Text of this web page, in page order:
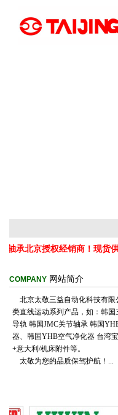
承北京授权经销商！现货
COMPANY 网站简介
北京太敬三益自动化科技有限
类直线运动系列产品，如：韩
导轨 韩国JMC关节轴承 韩国
器、韩国YHB空气净化器 台湾
+意大利/机床附件等。
太敬为您的品质保驾护航！...